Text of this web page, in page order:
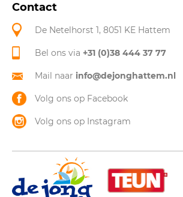
Contact
De Netelhorst 1, 8051 KE Hattem
Bel ons via +31 (0)38 444 37 77
Mail naar info@dejonghattem.nl
Volg ons op Facebook
Volg ons op Instagram